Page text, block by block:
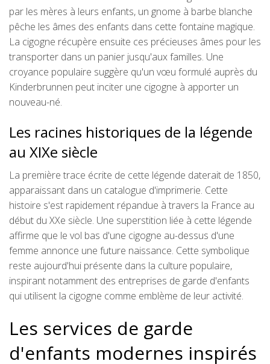
par les mères à leurs enfants, un gnome à barbe blanche
pêche les âmes des enfants dans cette fontaine magique.
La cigogne récupère ensuite ces précieuses âmes pour les
transporter dans un panier jusqu'aux familles. Une
croyance populaire suggère qu'un vœu formulé auprès du
Kinderbrunnen peut inciter une cigogne à apporter un
nouveau-né.
Les racines historiques de la légende
au XIXe siècle
La première trace écrite de cette légende daterait de 1850,
apparaissant dans un catalogue d'imprimerie. Cette
histoire s'est rapidement répandue à travers la France au
début du XXe siècle. Une superstition liée à cette légende
affirme que le vol bas d'une cigogne au-dessus d'une
femme annonce une future naissance. Cette symbolique
reste aujourd'hui présente dans la culture populaire,
inspirant notamment des entreprises de garde d'enfants
qui utilisent la cigogne comme emblème de leur activité.
Les services de garde
d'enfants modernes inspirés